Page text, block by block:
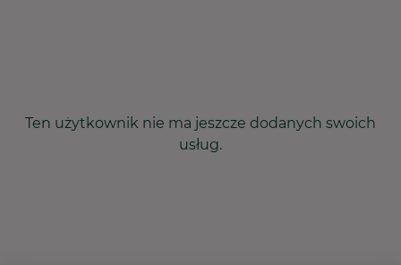
Ten użytkownik nie ma jeszcze dodanych swoich
usług.